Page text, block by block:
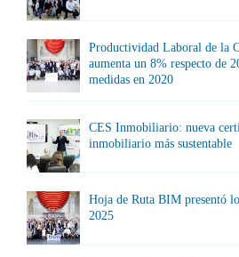
Productividad Laboral de la
aumenta un 8% respecto de
medidas en 2020
CES Inmobiliario: nueva
inmobiliario más sustentable
Hoja de Ruta BIM presentó
2025